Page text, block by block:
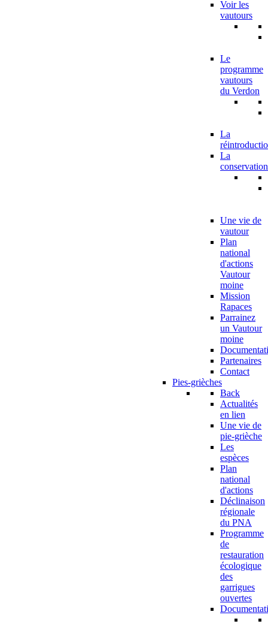
Voir les
vautours
Le
programme
vautours
du Verdon
La
La
conservation
Une vie de
vautour
Plan
national
d'actions
Vautour
moine
Mission
Rapaces
Parrainez
un Vautour
moine
Partenaires
Contact
Pies-grièches
Back
Actualités
en lien
Une vie de
pie-grièche
Les
espèces
Plan
national
d'actions
Déclinaison
régionale
du PNA
Programme
de
restauration
écologique
des
garrigues
ouvertes